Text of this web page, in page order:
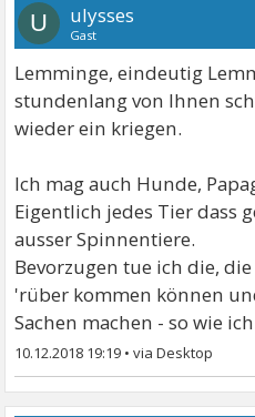
U ulysses
Gast
Lemminge, eindeutig
stundenlang von Ihnen
wieder ein kriegen.
Ich mag auch Hunde,
Eigentlich jedes Tier dass
ausser Spinnentiere.
Bevorzugen tue ich die,
'rüber kommen können
Sachen machen - so wie
10.12.2018 19:19 •